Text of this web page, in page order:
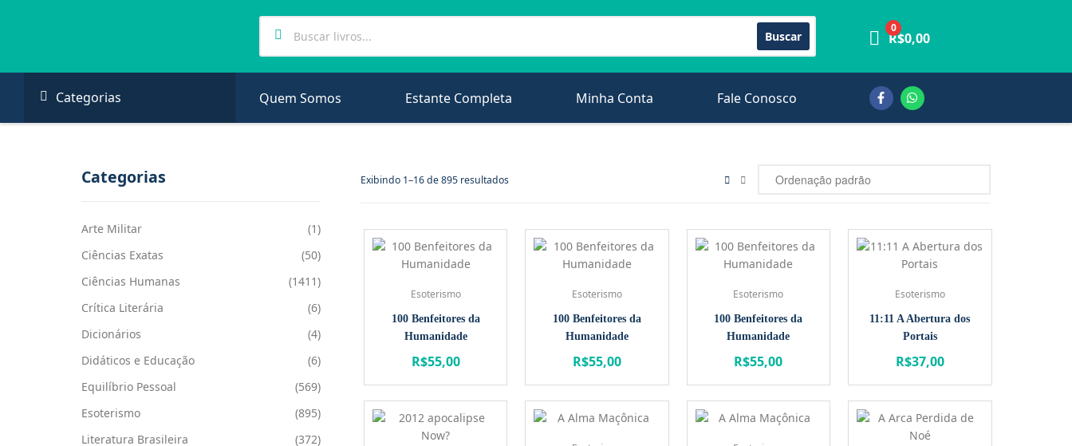
Buscar
0
R$0,00
Categorias Quem Somos Estante Completa Minha Conta Fale Conosco
Exibindo 1–16 de 895 resultados
Esoterismo
100 Benfeitores da
Humanidade
R$55,00
Esoterismo
100 Benfeitores da
Humanidade
R$55,00
Esoterismo
100 Benfeitores da
Humanidade
R$55,00
Esoterismo
11:11 A Abertura dos
Portais
R$37,00
Categorias
Arte Militar
(1)
Ciências Exatas
(50)
Ciências Humanas
(1411)
Crítica Literária
(6)
Dicionários
(4)
Didáticos e Educação
(6)
Equilíbrio Pessoal
(569)
Esoterismo
(895)
Literatura Brasileira
(372)